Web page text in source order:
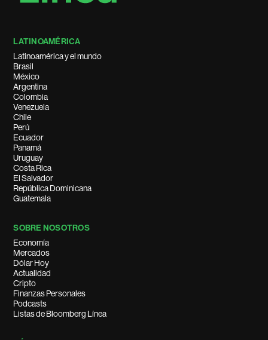
LATINOAMÉRICA
Latinoamérica y el mundo
Brasil
México
Argentina
Colombia
Venezuela
Chile
Perú
Ecuador
Panamá
Uruguay
Costa Rica
El Salvador
República Dominicana
Guatemala
SOBRE NOSOTROS
Economía
Mercados
Dólar Hoy
Actualidad
Cripto
Finanzas Personales
Podcasts
Listas de Bloomberg Línea